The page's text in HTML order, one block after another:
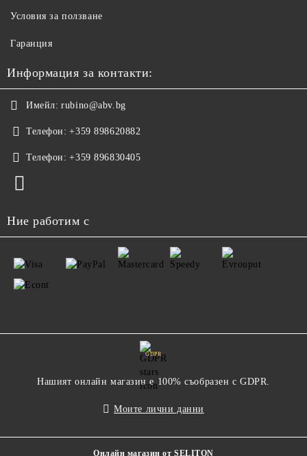
Условия за ползване
Гаранция
Информация за контакти:
Имейл: rubino@abv.bg
Телефон: +359 898620882
Телефон: +359 896830405
Ние работим с
GDPR
Нашият онлайн магазин е 100% съобразен с GDPR.
Моите лични данни
Онлайн магазин от SELITON